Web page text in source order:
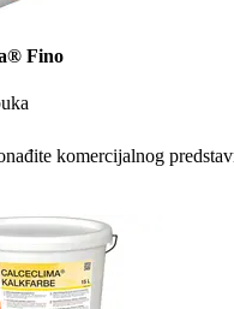
Fino
komercijalnog